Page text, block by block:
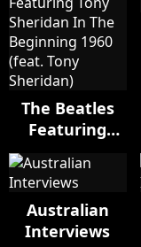
The Beatles
Featuring
Tony Sheridan
In The
Beginning
1960 (feat.
Tony
Australian
Interviews